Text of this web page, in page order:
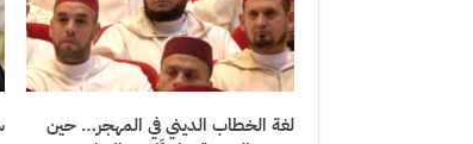
لغة الخطاب الديني في المهجر… حين